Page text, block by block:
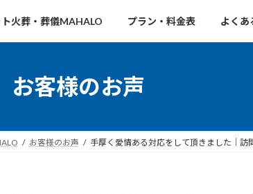
火葬・葬儀MAHALO プラン・料金表 よくあ
お客様のお声
お客様のお声 手厚く愛情ある対応をして頂きました｜